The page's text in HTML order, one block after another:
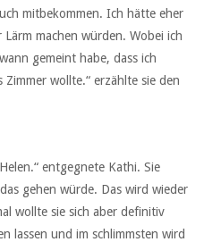
mitbekommen. Ich hätte eher
machen würden. Wobei ich
gemeint habe, dass ich
wollte.“ erzählte sie den
entgegnete Kathi. Sie
gehen würde. Das wird wieder
wollte sie sich aber definitiv
lassen und im schlimmsten wird